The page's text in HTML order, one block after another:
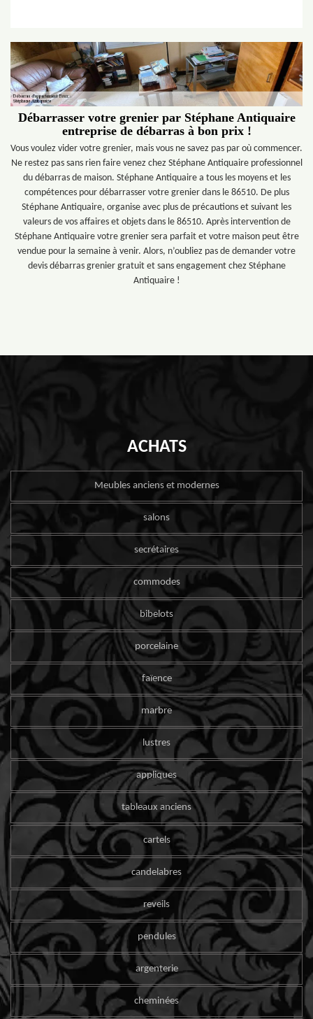
Débarrasser votre grenier par Stéphane Antiquaire
entreprise de débarras à bon prix !
Vous voulez vider votre grenier, mais vous ne savez pas par où commencer.
Ne restez pas sans rien faire venez chez Stéphane Antiquaire professionnel
du débarras de maison. Stéphane Antiquaire a tous les moyens et les
compétences pour débarrasser votre grenier dans le 86510. De plus
Stéphane Antiquaire, organise avec plus de précautions et suivant les
valeurs de vos affaires et objets dans le 86510. Après intervention de
Stéphane Antiquaire votre grenier sera parfait et votre maison peut être
vendue pour la semaine à venir. Alors, n’oubliez pas de demander votre
devis débarras grenier gratuit et sans engagement chez Stéphane
Antiquaire !
ACHATS
Meubles anciens et modernes
salons
secrétaires
commodes
bibelots
porcelaine
faïence
marbre
lustres
appliques
tableaux anciens
cartels
candelabres
reveils
pendules
argenterie
cheminées